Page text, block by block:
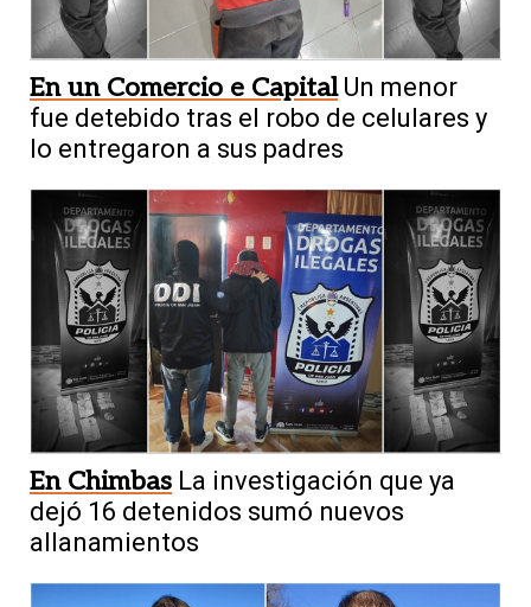
En un Comercio e Capital Un menor
fue detebido tras el robo de celulares y
lo entregaron a sus padres
En Chimbas La investigación que ya
dejó 16 detenidos sumó nuevos
allanamientos